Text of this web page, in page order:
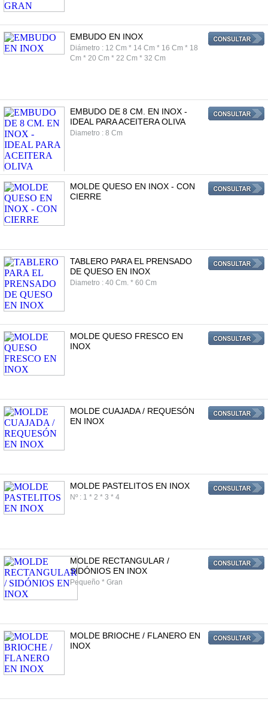
EMBUDO EN INOX
Diámetro : 12 Cm * 14 Cm * 16 Cm * 18
Cm * 20 Cm * 22 Cm * 32 Cm
EMBUDO DE 8 CM. EN INOX -
IDEAL PARA ACEITERA OLIVA
Diametro : 8 Cm
MOLDE QUESO EN INOX - CON
CIERRE
TABLERO PARA EL PRENSADO
DE QUESO EN INOX
Diametro : 40 Cm. * 60 Cm
MOLDE QUESO FRESCO EN
INOX
MOLDE CUAJADA / REQUESÓN
EN INOX
MOLDE PASTELITOS EN INOX
Nº : 1 * 2 * 3 * 4
MOLDE RECTANGULAR /
SIDÓNIOS EN INOX
Pequeño * Gran
MOLDE BRIOCHE / FLANERO EN
INOX